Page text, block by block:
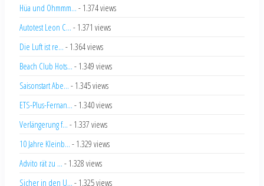
Hüa und Ohmmm... - 1.374 views
Autotest Leon C... - 1.371 views
Die Luft ist re... - 1.364 views
Beach Club Hots... - 1.349 views
Saisonstart Abe... - 1.345 views
ETS-Plus-Fernan... - 1.340 views
Verlängerung f... - 1.337 views
10 Jahre Kleinb... - 1.329 views
Advito rät zu ... - 1.328 views
Sicher in den U... - 1.325 views